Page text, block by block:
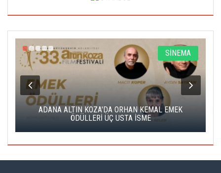
SİNEMA
ADANA ALTIN KOZA'DA ORHAN KEMAL EMEK
ÖDÜLLERİ ÜÇ USTA İSME